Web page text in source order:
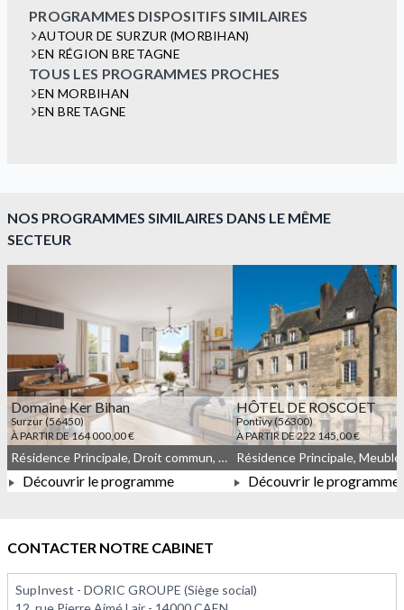
PROGRAMMES DISPOSITIFS SIMILAIRES
AUTOUR DE SURZUR (MORBIHAN)
EN RÉGION BRETAGNE
TOUS LES PROGRAMMES PROCHES
EN MORBIHAN
EN BRETAGNE
NOS PROGRAMMES SIMILAIRES DANS LE MÊME
SECTEUR
Domaine Ker Bihan
Surzur (56450)
À PARTIR DE 164 000,00 €
À PARTIR DE 164 000,00 €
Résidence Principale, Droit commun, Meublé non géré
Découvrir le programme
HÔTEL DE ROSCOET
Pontivy (56300)
À PARTIR DE 222 145,00 €
Découvrir le programme
CONTACTER NOTRE CABINET
SupInvest - DORIC GROUPE (Siège social)